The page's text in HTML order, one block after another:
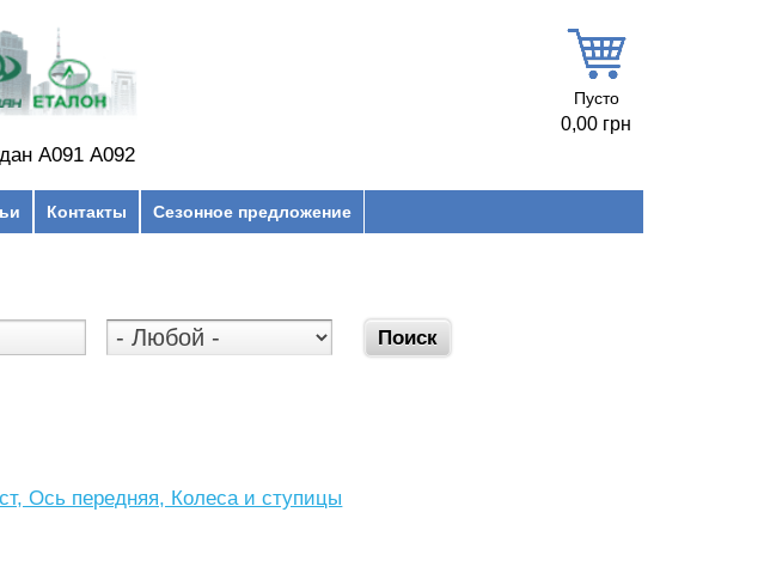
Пусто
0,00 грн
А091 А092
Контакты Сезонное предложение
Ось передняя, Колеса и ступицы